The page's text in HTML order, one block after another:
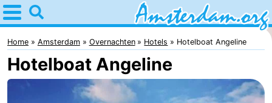
Home
Amsterdam
Reisplan
Home Amsterdam Overnachten Hotels Hotelboat Angeline
Hotelboat Angeline